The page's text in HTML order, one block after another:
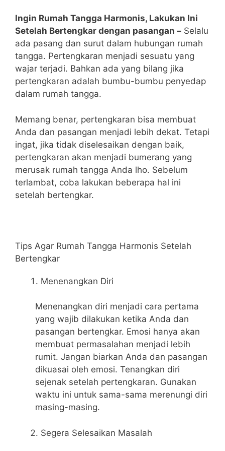
Ingin Rumah Tangga Harmonis, Lakukan Ini
Setelah Bertengkar dengan pasangan – Selalu
ada pasang dan surut dalam hubungan rumah
tangga. Pertengkaran menjadi sesuatu yang
wajar terjadi. Bahkan ada yang bilang jika
pertengkaran adalah bumbu-bumbu penyedap
dalam rumah tangga.
Memang benar, pertengkaran bisa membuat
Anda dan pasangan menjadi lebih dekat. Tetapi
ingat, jika tidak diselesaikan dengan baik,
pertengkaran akan menjadi bumerang yang
merusak rumah tangga Anda lho. Sebelum
terlambat, coba lakukan beberapa hal ini
setelah bertengkar.
Tips Agar Rumah Tangga Harmonis Setelah
Bertengkar
Menenangkan Diri
Menenangkan diri menjadi cara pertama
yang wajib dilakukan ketika Anda dan
pasangan bertengkar. Emosi hanya akan
membuat permasalahan menjadi lebih
rumit. Jangan biarkan Anda dan pasangan
dikuasai oleh emosi. Tenangkan diri
sejenak setelah pertengkaran. Gunakan
waktu ini untuk sama-sama merenungi diri
masing-masing.
Segera Selesaikan Masalah